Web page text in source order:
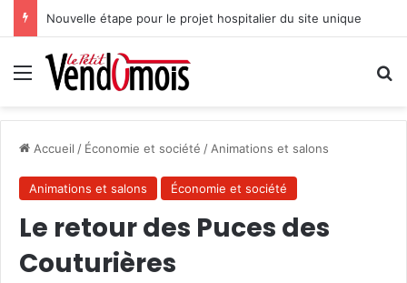
Nouvelle étape pour le projet hospitalier du site unique
Menu
Accueil / Économie et société / Animations et salons
Animations et salons Économie et société
Le retour des Puces des
Couturières